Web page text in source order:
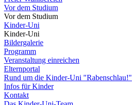
Vor dem Studium
Vor dem Studium
Kinder-Uni
Kinder-Uni
Bildergalerie
Programm
Veranstaltung einreichen
Elternportal
Rund um die Kinder-Uni "Rabenschlau!"
Infos für Kinder
Kontakt